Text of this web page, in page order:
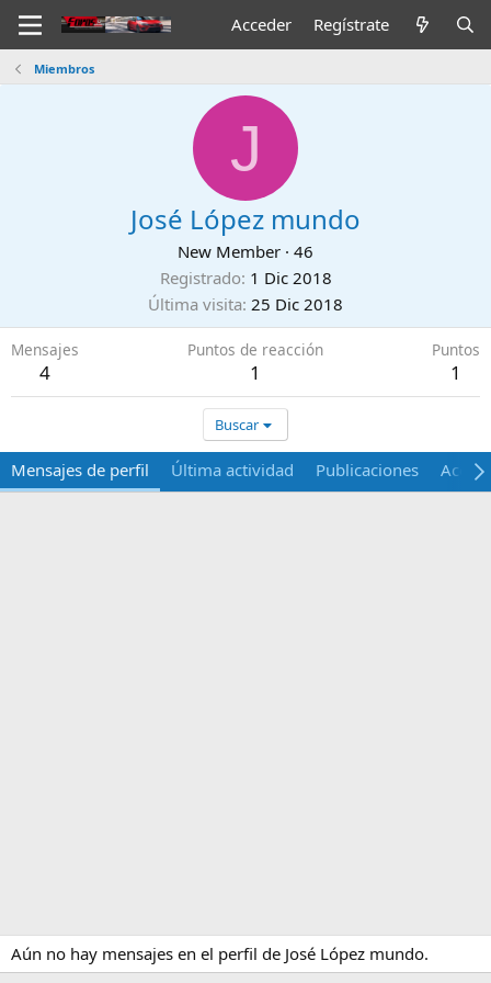
Acceder Regístrate
Miembros
J
José López mundo
New Member · 46
Registrado 1 Dic 2018
Última visita 25 Dic 2018
Mensajes
4
Puntos de reacción
1
Puntos
1
Buscar
Mensajes de perfil Última actividad Publicaciones Acerca
Aún no hay mensajes en el perfil de José López mundo.